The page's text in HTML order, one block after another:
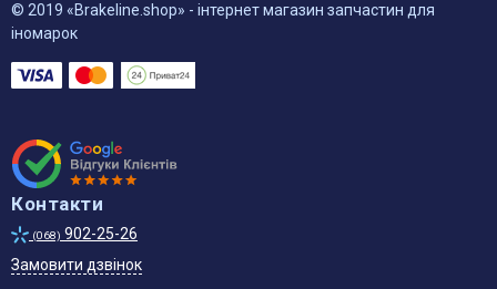
© 2019 «Brakeline.shop» - інтернет магазин запчастин для
іномарок
Контакти
(068) 902-25-26
Замовити дзвінок